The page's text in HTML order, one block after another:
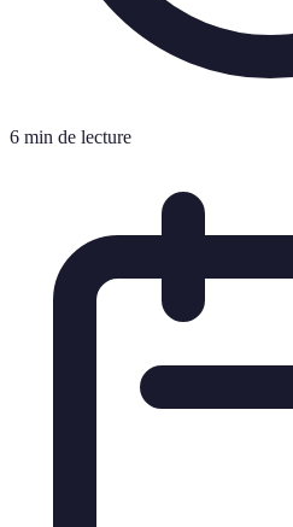
6 min de lecture